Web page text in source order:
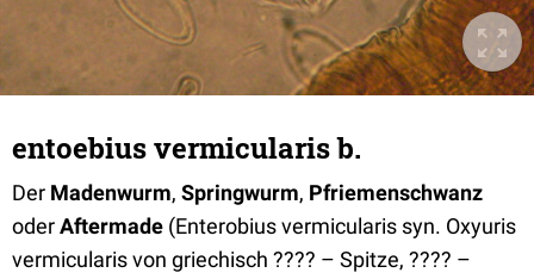
entoebius vermicularis b.
Der Madenwurm, Springwurm, Pfriemenschwanz
oderAftermade (Enterobius vermicularis syn. Oxyuris
vermicularis von griechisch ???? – Spitze, ???? –